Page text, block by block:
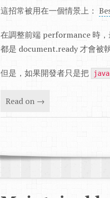
這招常被用在一個情景上：
在調整前端 performance 時
都是 document.ready 才會被執
但是，如果開發者只是把
Read on →